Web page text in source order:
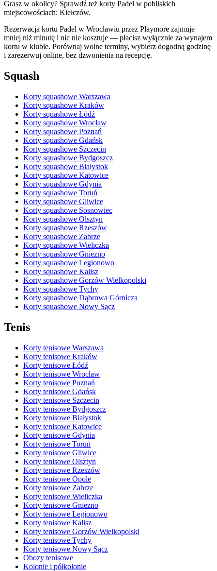
Grasz w okolicy? Sprawdź też korty Padel w pobliskich
miejscowościach: Kiełczów.
Rezerwacja kortu Padel w Wrocławiu przez Playmore zajmuje
mniej niż minutę i nic nie kosztuje — płacisz wyłącznie za wynajem
kortu w klubie. Porównaj wolne terminy, wybierz dogodną godzinę
i zarezerwuj online, bez dzwonienia na recepcję.
Squash
Korty squashowe Warszawa
Korty squashowe Kraków
Korty squashowe Łódź
Korty squashowe Wrocław
Korty squashowe Poznań
Korty squashowe Gdańsk
Korty squashowe Szczecin
Korty squashowe Bydgoszcz
Korty squashowe Białystok
Korty squashowe Katowice
Korty squashowe Gdynia
Korty squashowe Toruń
Korty squashowe Gliwice
Korty squashowe Sosnowiec
Korty squashowe Olsztyn
Korty squashowe Rzeszów
Korty squashowe Zabrze
Korty squashowe Wieliczka
Korty squashowe Gniezno
Korty squashowe Legionowo
Korty squashowe Kalisz
Korty squashowe Gorzów Wielkopolski
Korty squashowe Tychy
Korty squashowe Dąbrowa Górnicza
Korty squashowe Nowy Sącz
Tenis
Korty tenisowe Warszawa
Korty tenisowe Kraków
Korty tenisowe Łódź
Korty tenisowe Wrocław
Korty tenisowe Poznań
Korty tenisowe Gdańsk
Korty tenisowe Szczecin
Korty tenisowe Bydgoszcz
Korty tenisowe Białystok
Korty tenisowe Katowice
Korty tenisowe Gdynia
Korty tenisowe Toruń
Korty tenisowe Gliwice
Korty tenisowe Olsztyn
Korty tenisowe Rzeszów
Korty tenisowe Opole
Korty tenisowe Zabrze
Korty tenisowe Wieliczka
Korty tenisowe Gniezno
Korty tenisowe Legionowo
Korty tenisowe Kalisz
Korty tenisowe Gorzów Wielkopolski
Korty tenisowe Tychy
Korty tenisowe Nowy Sącz
Obozy tenisowe
Kolonie i półkolonie